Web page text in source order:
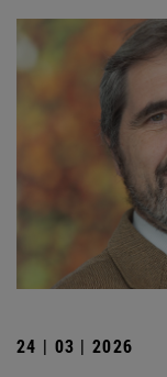
24 | 03 | 2026